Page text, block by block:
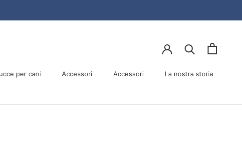
per cani Accessori Accessori La nostra storia